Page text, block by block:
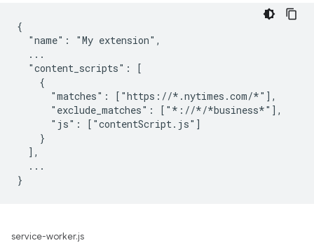
{
  "name": "My extension",
  ...
  "content_scripts": [
    {
      "matches": ["https://*.nytimes.com/*"],
      "exclude_matches": ["*://*/*business*"],
      "js": ["contentScript.js"]
    }
  ],
  ...
service-worker.js